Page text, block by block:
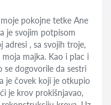
pokojne tetke Ane
je svojim potpisom
adresi , sa svojih troje,
majka. Kao i plac i
se dogovorile da sestri
je čovek koji je otkupio
je krov prokišnjavao,